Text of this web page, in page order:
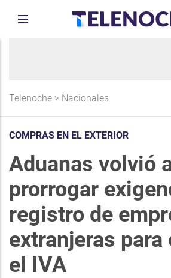
Telenoche > Nacionales
COMPRAS EN EL EXTERIOR
Aduanas volvió
prorrogar
registro de
extranjeras para
el IVA